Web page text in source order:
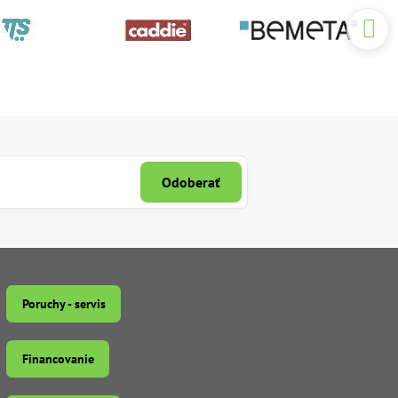
Odoberať
Poruchy - servis
Financovanie